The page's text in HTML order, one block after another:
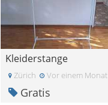
Kleiderstange
Zürich Vor einem Monat
Gratis